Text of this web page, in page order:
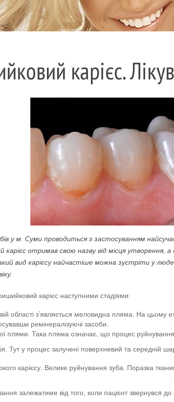
карієс.
у м. Суми проводиться з застосуванням
карієс отримав свою назву від місця утворення,
вид карієсу найчастіше можна зустріти у
карієс наступними стадіями:
області з’являється меловидна пляма. На цьому
ремінералізуючі засоби.
плями. Така пляма означає, що процес руйнування
Тут у процес залучені поверхневий та середній
карієсу. Велике руйнування зуба. Поразка
залежатиме від того, коли пацієнт звернувся до